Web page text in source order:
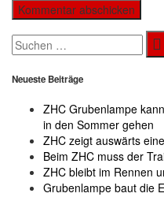
Search
for:
Neueste Beiträge
ZHC Grubenlampe
in den Sommer gehen
ZHC zeigt auswärts
Beim ZHC muss der
ZHC bleibt im Rennen
Grubenlampe baut die